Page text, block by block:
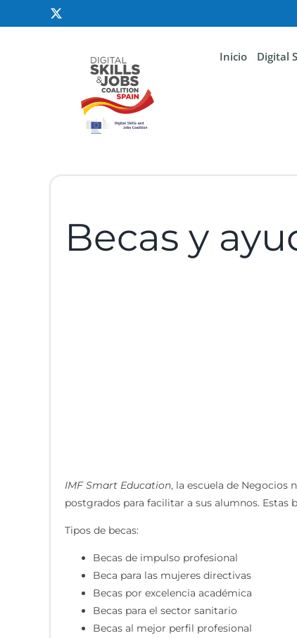
Inicio Digital
Becas y
IMF Smart Education, la escuela de Negocios
postgrados para facilitar a sus alumnos. Estas
Tipos de becas:
Becas de impulso profesional
Beca para las mujeres directivas
Becas por excelencia académica
Becas para el sector sanitario
Becas al mejor perfil profesional